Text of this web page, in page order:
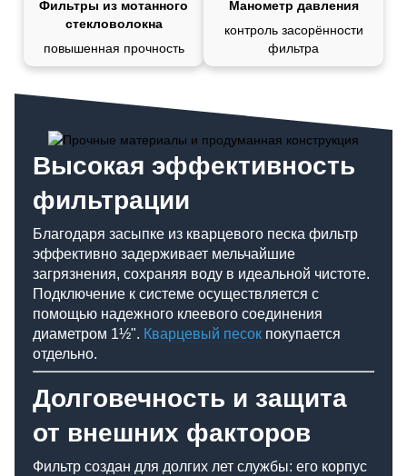
Фильтры из мотанного
стекловолокна
повышенная прочность
Манометр давления
контроль засорённости
фильтра
Высокая эффективность
фильтрации
Благодаря засыпке из кварцевого песка фильтр
эффективно задерживает мельчайшие
загрязнения, сохраняя воду в идеальной чистоте.
Подключение к системе осуществляется с
помощью надежного клеевого соединения
диаметром 1½". Кварцевый песок покупается
отдельно.
Долговечность и защита
от внешних факторов
Фильтр создан для долгих лет службы: его корпус